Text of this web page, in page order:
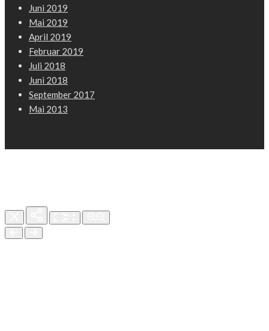
Juni 2019
Mai 2019
April 2019
Februar 2019
Juli 2018
Juni 2018
September 2017
Mai 2013